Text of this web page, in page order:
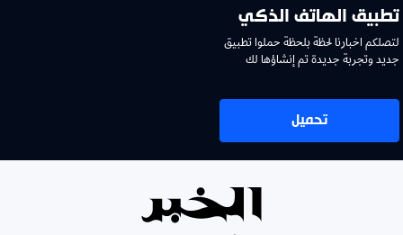
تطبيق الهاتف الذكي
لتصلكم اخبارنا لحظة بلحظة حملوا تطبيق
جديد وتجربة جديدة تم إنشاؤها لك
تحميل